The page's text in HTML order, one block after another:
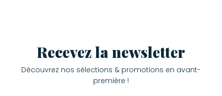
Recevez la newsletter
Découvrez nos sélections & promotions en avant-
première !